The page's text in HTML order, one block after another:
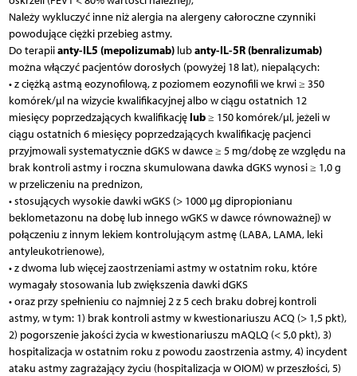
Należy wykluczyć inne niż alergia na alergeny całoroczne czynniki
powodujące ciężki przebieg astmy.
Do terapiianty-IL5 (mepolizumab)lubanty-IL-5R (benralizumab)
można włączyć pacjentów dorosłych (powyżej 18 lat), niepalących:
• z ciężką astmą eozynofilową, z poziomem eozynofili we krwi ≥ 350
komórek/µl na wizycie kwalifikacyjnej albo w ciągu ostatnich 12
miesięcy poprzedzających kwalifikacjęlub≥ 150 komórek/µl, jeżeli w
ciągu ostatnich 6 miesięcy poprzedzających kwalifikację pacjenci
przyjmowali systematycznie dGKS w dawce ≥ 5 mg/dobę ze względu na
brak kontroli astmy i roczna skumulowana dawka dGKS wynosi ≥ 1,0 g
w przeliczeniu na prednizon,
• stosujących wysokie dawki wGKS (> 1000 µg dipropionianu
beklometazonu na dobę lub innego wGKS w dawce równoważnej) w
połączeniu z innym lekiem kontrolującym astmę (LABA, LAMA, leki
antyleukotrienowe),
• z dwoma lub więcej zaostrzeniami astmy w ostatnim roku, które
wymagały stosowania lub zwiększenia dawki dGKS
• oraz przy spełnieniu co najmniej 2 z 5 cech braku dobrej kontroli
astmy, w tym: 1) brak kontroli astmy w kwestionariuszu ACQ (> 1,5 pkt),
2) pogorszenie jakości życia w kwestionariuszu mAQLQ (< 5,0 pkt), 3)
hospitalizacja w ostatnim roku z powodu zaostrzenia astmy, 4) incydent
ataku astmy zagrażający życiu (hospitalizacja w OIOM) w przeszłości, 5)